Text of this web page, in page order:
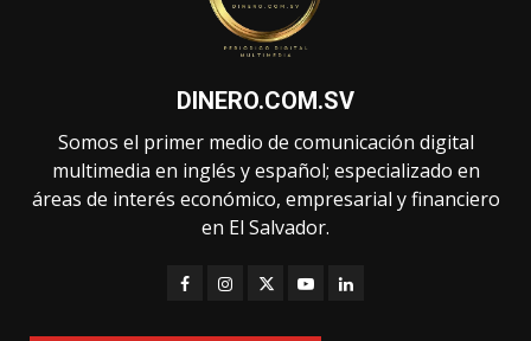
DINERO.COM.SV
Somos el primer medio de comunicación digital
multimedia en inglés y español; especializado en
áreas de interés económico, empresarial y financiero
en El Salvador.